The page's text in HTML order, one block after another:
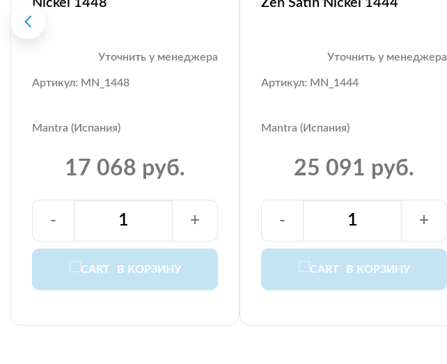
Уточнить у менеджера
Артикул: MN_1448
Mantra (Испания)
17 068 руб.
В КОРЗИНУ
- +
Уточнить у менеджера
Артикул: MN_1444
Mantra (Испания)
25 091 руб.
В КОРЗИНУ
- +